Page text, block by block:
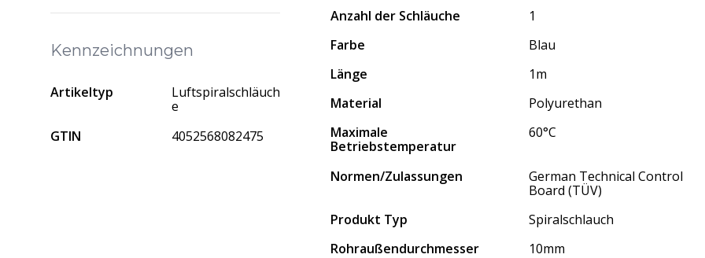
Anzahl der Schläuche
1
Farbe
Blau
Länge
1m
Material
Polyurethan
Maximale
Betriebstemperatur
60°C
Normen/Zulassungen
German Technical Control
Board (TÜV)
Produkt Typ
Spiralschlauch
Rohraußendurchmesser
10mm
Kennzeichnungen
Artikeltyp
Luftspiralschläuch
e
GTIN
4052568082475